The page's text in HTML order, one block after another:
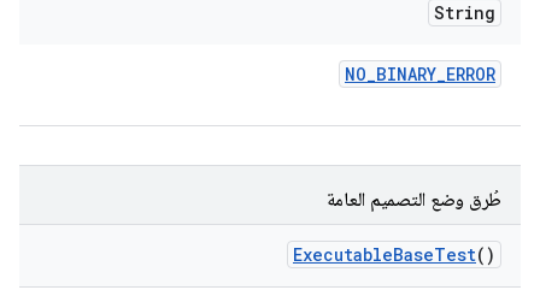
String
NO_BINARY_ERROR
طُرق وضع التصميم العامة
ExecutableBaseTest()